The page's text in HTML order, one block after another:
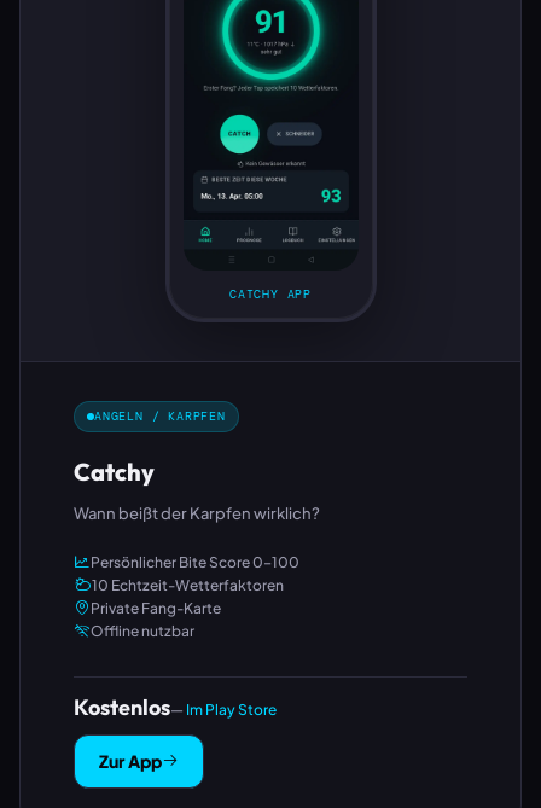
CATCHY APP
ANGELN / KARPFEN
Catchy
Wann beißt der Karpfen wirklich?
Persönlicher Bite Score 0–100
10 Echtzeit-Wetterfaktoren
Private Fang-Karte
Offline nutzbar
Kostenlos— Im Play Store
Zur App